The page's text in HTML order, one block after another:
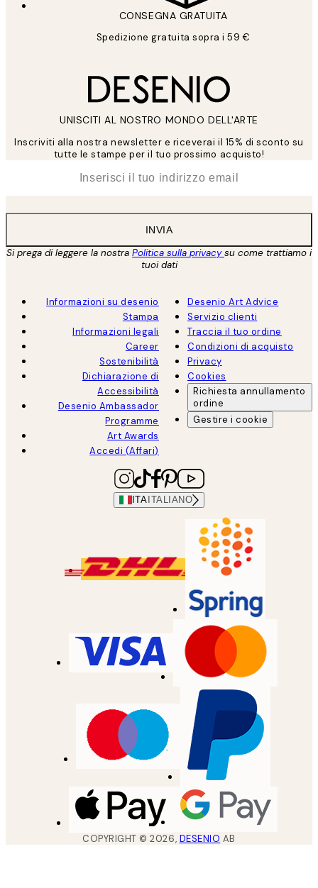
CONSEGNA GRATUITA
Spedizione gratuita sopra i 59 €
UNISCITI AL NOSTRO MONDO DELL'ARTE
Inscriviti alla nostra newsletter e riceverai il 15% di sconto su
tutte le stampe per il tuo prossimo acquisto!
INVIA
Si prega di leggere la nostra Politica sulla privacysu come trattiamo i
tuoi dati
Informazioni su desenio
Stampa
Informazioni legali
Career
Sostenibilità
Dichiarazione di
Accessibilità
Desenio Ambassador
Programme
Art Awards
Accedi (Affari)
Desenio Art Advice
Servizio clienti
Traccia il tuo ordine
Condizioni di acquisto
Privacy
Cookies
Richiesta annullamento
ordine
Gestire i cookie
ITA ITALIANO
COPYRIGHT ©2026, DESENIO AB